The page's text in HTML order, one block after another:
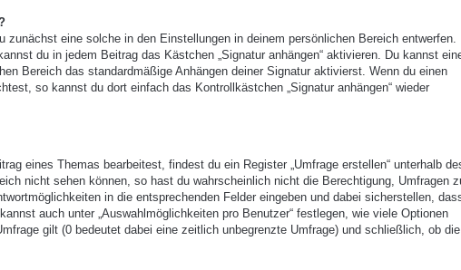
eine solche in den Einstellungen in deinem persönlichen Bereich entwerfen.
du in jedem Beitrag das Kästchen „Signatur anhängen“ aktivieren. Du kannst
Bereich das standardmäßige Anhängen deiner Signatur aktivierst. Wenn du einen
so kannst du dort einfach das Kontrollkästchen „Signatur anhängen“ wieder
eines Themas bearbeitest, findest du ein Register „Umfrage erstellen“ unterhalb
nicht sehen können, so hast du wahrscheinlich nicht die Berechtigung, Umfragen
in die entsprechenden Felder eingeben und dabei sicherstellen,
auch unter „Auswahlmöglichkeiten pro Benutzer“ festlegen, wie viele Optionen
gilt (0 bedeutet dabei eine zeitlich unbegrenzte Umfrage) und schließlich, ob die